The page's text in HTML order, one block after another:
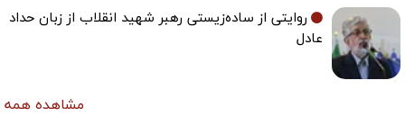
روایتی از ساده‌زیستی رهبر شهید انقلاب از زبان حداد
عادل
مشاهده همه